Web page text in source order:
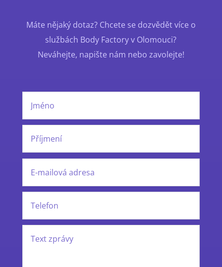
Máte nějaký dotaz? Chcete se dozvědět více o
službách Body Factory v Olomouci?
Neváhejte, napište nám nebo zavolejte!